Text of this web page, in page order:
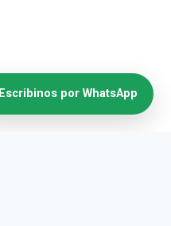
Escribinos por WhatsApp